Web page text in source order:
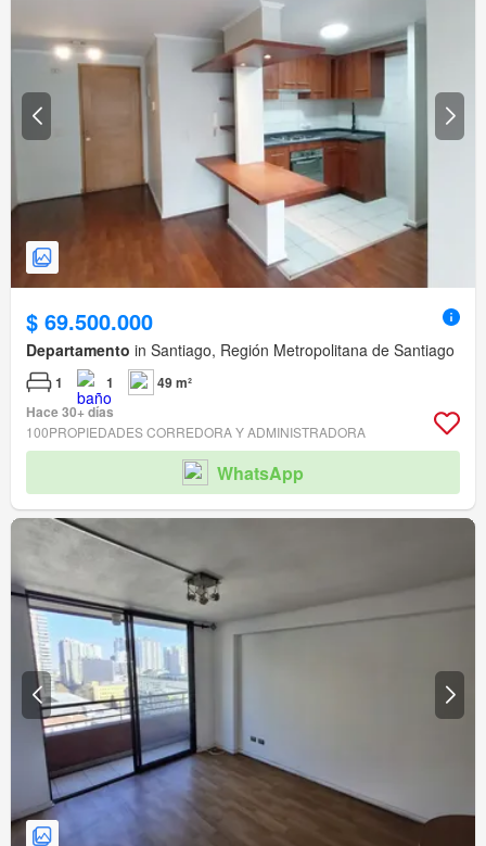
$ 69.500.000
Departamento in Santiago, Región Metropolitana de Santiago
1 1
49 m²
Hace 30+ días
100PROPIEDADES CORREDORA Y ADMINISTRADORA
WhatsApp